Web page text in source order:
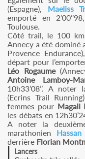
(Espagne), Maeliss
emporté en
Toulouse.
Côté trail, le 100
Annecy a été dominé
Provence
départ pour
Léo Rogaume
Antoine Lamboy-
10h33’08’’. A
(Ecrins Trail
femmes pour Magali
les débats en
A noter la
marathonien
derrière Florian
Lancers